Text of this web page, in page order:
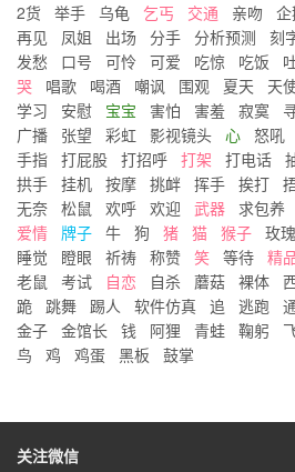
2货 举手 乌龟 乞丐 交通 亲吻 企
再见
凤姐 出场 分手 分析预测 刻
发愁
口号 可怜 可爱 吃惊 吃饭
哭
唱歌 喝酒 嘲讽 围观 夏天 天
学习
安慰 宝宝 害怕 害羞 寂寞
广播
张望 彩虹 影视镜头 心 怒吼
手指 打屁股 打招呼 打架 打电话
拱手 挂机 按摩 挑衅 挥手 挨打
无奈 松鼠 欢呼 欢迎 武器 求包养
爱情 牌子 牛 狗 猪 猫 猴子 玫瑰
睡觉
瞪眼 祈祷 称赞 笑 等待 精
老鼠
考试 自恋 自杀 蘑菇 裸体
跪
跳舞 踢人 软件仿真 追 逃跑
金子 金馆长 钱 阿狸 青蛙 鞠躬
鸟
鸡 鸡蛋 黑板 鼓掌
关注微信